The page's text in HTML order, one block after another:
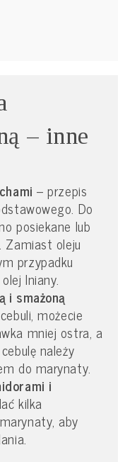
– inne
– przepis
Do
posiekane lub
. Zamiast oleju
przypadku
lniany.
i smażoną
możecie
mniej ostra, a
należy
do marynaty.
i
kilka
aby